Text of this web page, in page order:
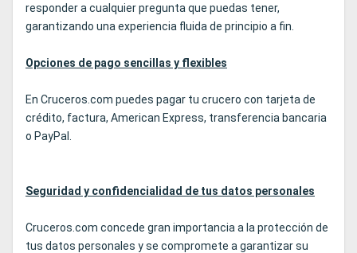
responder a cualquier pregunta que puedas tener,
garantizando una experiencia fluida de principio a fin.
Opciones de pago sencillas y flexibles
En Cruceros.com puedes pagar tu crucero con tarjeta de
crédito, factura, American Express, transferencia bancaria
o PayPal.
Seguridad y confidencialidad de tus datos personales
Cruceros.com concede gran importancia a la protección de
tus datos personales y se compromete a garantizar su